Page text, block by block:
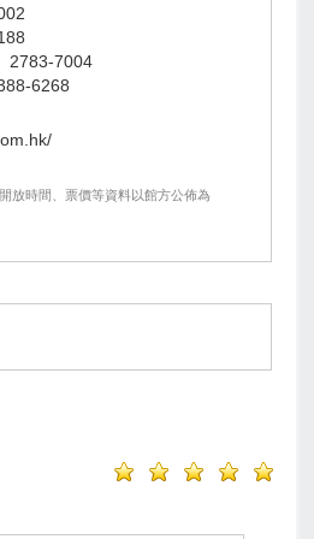
2783-7004
6268
放時間、票價等資料以館方公佈為